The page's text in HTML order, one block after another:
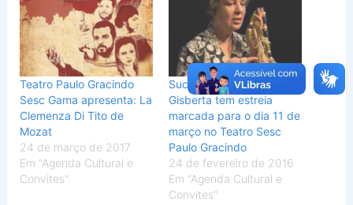
Teatro Paulo Gracindo
Sesc Gama apresenta: La
Clemenza Di Tito de
Mozat
24 de março de 2017
Em "Agenda Cultural e
Convites"
Sucesso em Portugal,
Gisberta tem estreia
marcada para o dia 11 de
março no Teatro Sesc
Paulo Gracindo
24 de fevereiro de 2016
Em "Agenda Cultural e
Convites"